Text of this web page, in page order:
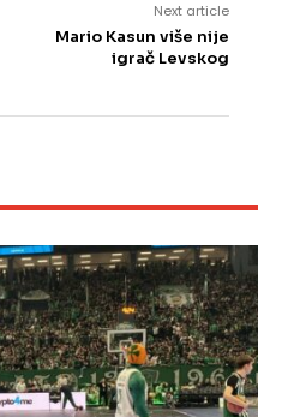
Next article
Mario Kasun više nije
igrač Levskog